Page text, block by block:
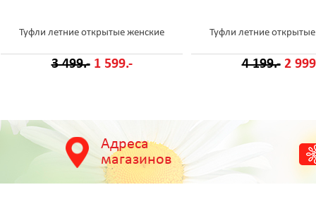
Туфли летние открытые женские
3 499.- 1 599.-
Туфли летние
4 199.- 2
Адреса
магазинов